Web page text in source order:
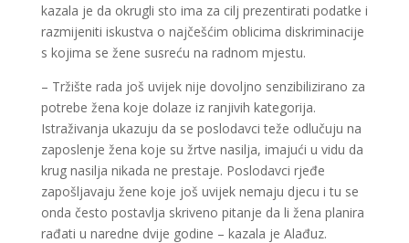
kazala je da okrugli sto ima za cilj prezentirati podatke i
razmijeniti iskustva o najčešćim oblicima diskriminacije
s kojima se žene susreću na radnom mjestu.
– Tržište rada još uvijek nije dovoljno senzibilizirano za
potrebe žena koje dolaze iz ranjivih kategorija.
Istraživanja ukazuju da se poslodavci teže odlučuju na
zaposlenje žena koje su žrtve nasilja, imajući u vidu da
krug nasilja nikada ne prestaje. Poslodavci rjeđe
zapošljavaju žene koje još uvijek nemaju djecu i tu se
onda često postavlja skriveno pitanje da li žena planira
rađati u naredne dvije godine – kazala je Alađuz.